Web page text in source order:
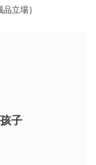
立場｝
子